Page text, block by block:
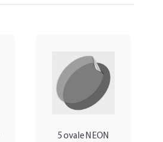
5 ovale NEON